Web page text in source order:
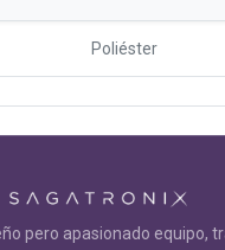
Poliéster
pero apasionado equipo,